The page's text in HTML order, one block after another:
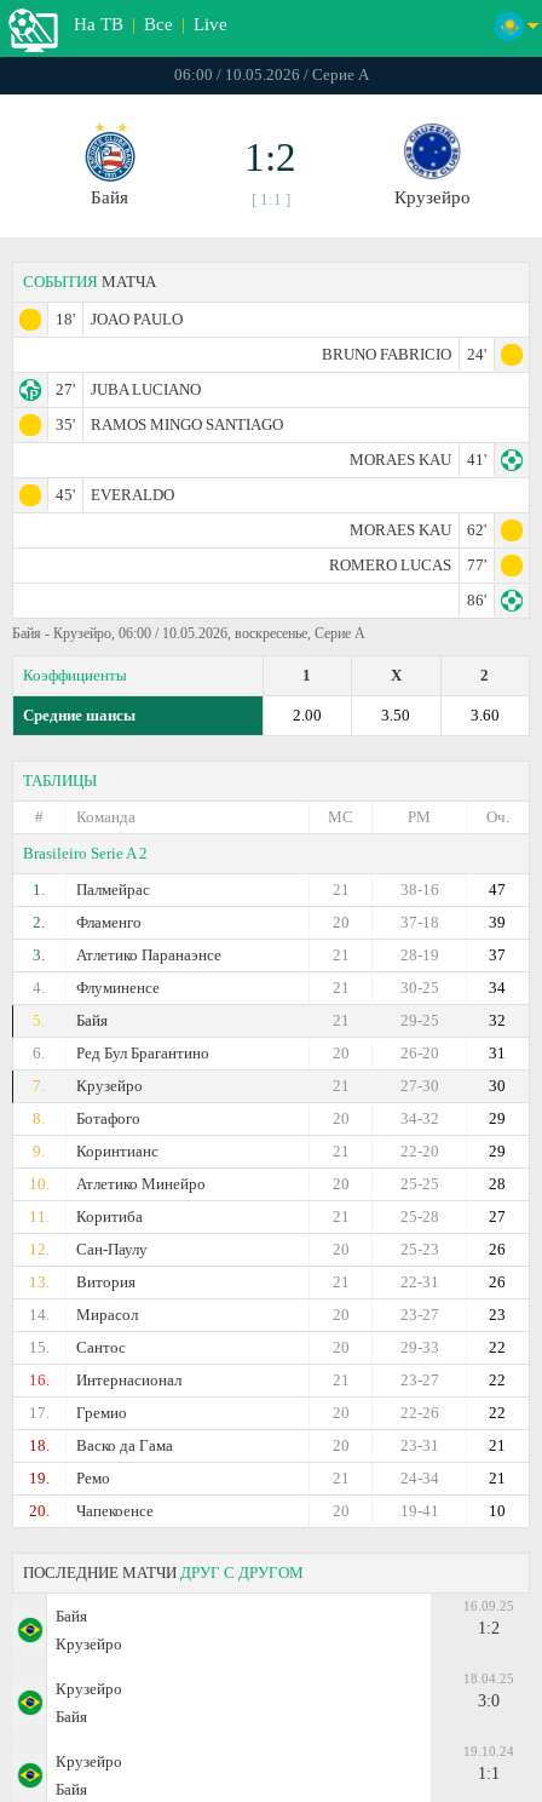
На ТВ | Все | Live
06:00 / 10.05.2026 / Серие А
Байя
1:2
[ 1:1 ] Крузейро
СОБЫТИЯ МАТЧА
18'
JOAO PAULO
BRUNO FABRICIO
24'
27'
JUBA LUCIANO
35'
RAMOS MINGO SANTIAGO
MORAES KAU
41'
45'
EVERALDO
MORAES KAU
62'
ROMERO LUCAS
77'
86'
Байя - Крузейро, 06:00 / 10.05.2026, воскресенье, Серие А
Коэффициенты 2
X
1
Средние шансы 3.60
3.50
2.00
ТАБЛИЦЫ
#
Команда Оч.
РМ
МС
Brasileiro Serie A 2
1.
Палмейрас 47
38-16
21
2.
Фламенго 39
37-18
20
3.
Атлетико Паранаэнсе 37
28-19
21
4.
Флуминенсе 34
30-25
21
5.
Байя 32
29-25
21
6.
Ред Бул Брагантино 31
26-20
20
7.
Крузейро 30
27-30
21
8.
Ботафого 29
34-32
20
9.
Коринтианс 29
22-20
21
10.
Атлетико Минейро 28
25-25
20
11.
Коритиба 27
25-28
21
12.
Сан-Паулу 26
25-23
20
13.
Витория 26
22-31
21
14.
Мирасол 23
23-27
20
15.
Сантос 22
29-33
20
16.
Интернасионал 22
23-27
21
17.
Гремио 22
22-26
20
18.
Васко да Гама 21
23-31
20
19.
Ремо 21
24-34
21
20.
Чапекоенсе 10
19-41
20
ПОСЛЕДНИЕ МАТЧИ ДРУГ С ДРУГОМ
Байя
Крузейро
16.09.25
1:2
Крузейро
Байя
18.04.25
3:0
Крузейро
Байя
19.10.24
1:1